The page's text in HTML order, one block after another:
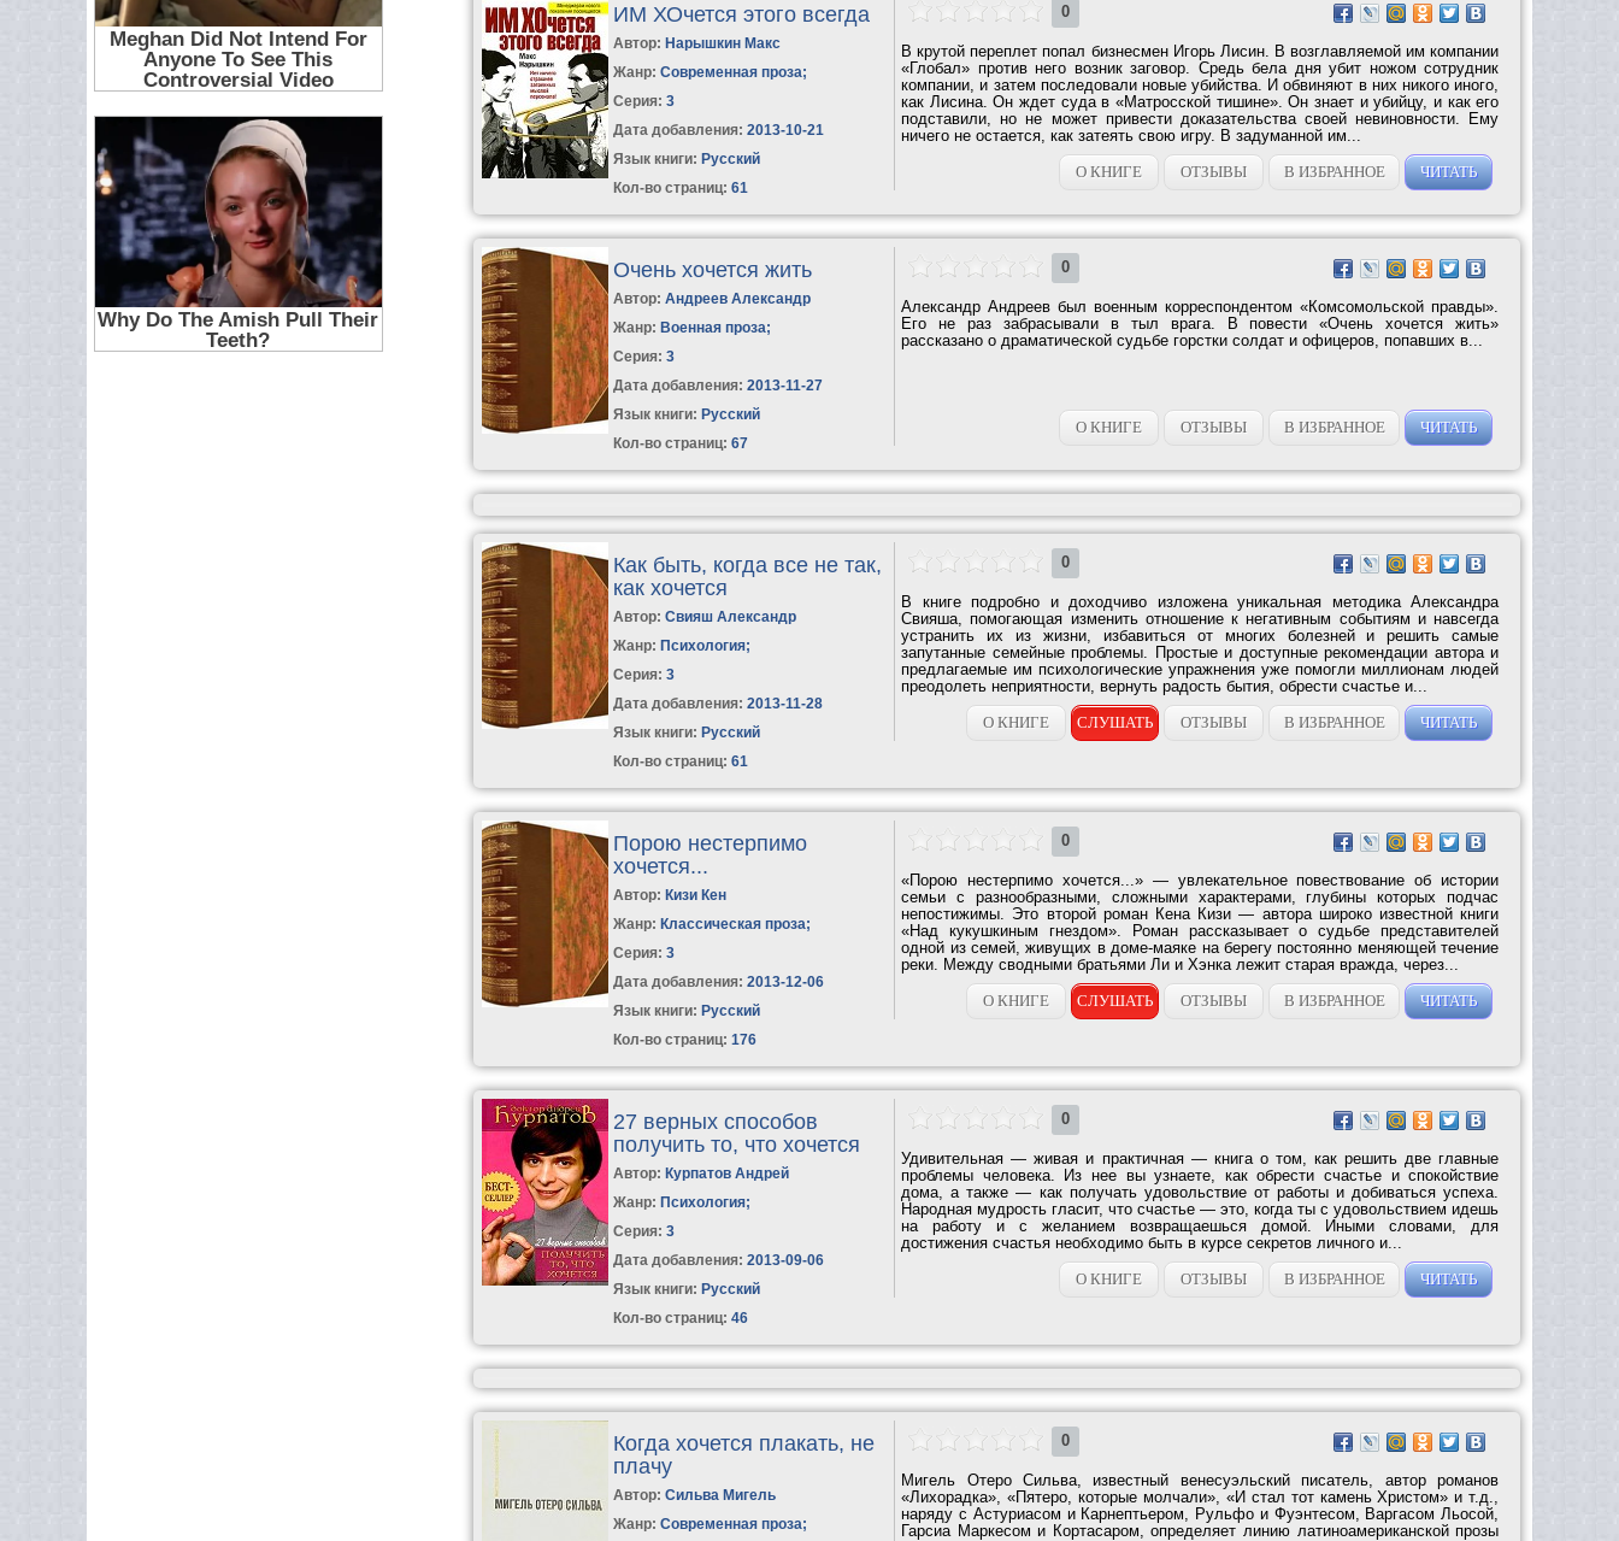
ИМ ХОчется этого всегда
Автор: Нарышкин Макс
Жанр: Современная проза;
Серия:3
Дата добавления: 2013-10-21
Язык книги: Русский
Кол-во страниц: 61
0
В крутой переплет попал бизнесмен Игорь Лисин. В возглавляемой им компании
«Глобал» против него возник заговор. Средь бела дня убит ножом сотрудник
компании, и затем последовали новые убийства. И обвиняют в них никого иного,
как Лисина. Он ждет суда в «Матросской тишине». Он знает и убийцу, и как его
подставили, но не может привести доказательства своей невиновности. Ему
ничего не остается, как затеять свою игру. В задуманной им...
О КНИГЕ
ОТЗЫВЫ В ИЗБРАННОЕ ЧИТАТЬ
Очень хочется жить
Автор:Андреев Александр
Жанр: Военная проза;
Серия:3
Дата добавления: 2013-11-27
Язык книги: Русский
Кол-во страниц: 67
0
Александр Андреев был военным корреспондентом «Комсомольской правды».
Его не раз забрасывали в тыл врага. В повести «Очень хочется жить»
рассказано о драматической судьбе горстки солдат и офицеров, попавших в...
О КНИГЕ ОТЗЫВЫ В ИЗБРАННОЕ ЧИТАТЬ
Как быть, когда все не так,
как хочется
Автор:Свияш Александр
Жанр: Психология;
Серия:3
Дата добавления: 2013-11-28
Язык книги: Русский
Кол-во страниц: 61
0
В книге подробно и доходчиво изложена уникальная методика Александра
Свияша, помогающая изменить отношение к негативным событиям и навсегда
устранить их из жизни, избавиться от многих болезней и решить самые
запутанные семейные проблемы. Простые и доступные рекомендации автора и
предлагаемые им психологические упражнения уже помогли миллионам людей
преодолеть неприятности, вернуть радость бытия, обрести счастье и...
О КНИГЕ
СЛУШАТЬ ОТЗЫВЫ В ИЗБРАННОЕ ЧИТАТЬ
Порою нестерпимо
хочется...
Автор: Кизи Кен
Жанр: Классическая проза;
Серия:3
Дата добавления: 2013-12-06
Язык книги: Русский
Кол-во страниц: 176
0
«Порою нестерпимо хочется...» — увлекательное повествование об истории
семьи с разнообразными, сложными характерами, глубины которых подчас
непостижимы. Это второй роман Кена Кизи — автора широко известной книги
«Над кукушкиным гнездом». Роман рассказывает о судьбе представителей
одной из семей, живущих в доме-маяке на берегу постоянно меняющей течение
реки. Между сводными братьями Ли и Хэнка лежит старая вражда, через...
О КНИГЕ
СЛУШАТЬ ОТЗЫВЫ В ИЗБРАННОЕ ЧИТАТЬ
27 верных способов
получить то, что хочется
Автор: Курпатов Андрей
Жанр: Психология;
Серия:3
Дата добавления: 2013-09-06
Язык книги: Русский
Кол-во страниц: 46
0
Удивительная — живая и практичная — книга о том, как решить две главные
проблемы человека. Из нее вы узнаете, как обрести счастье и спокойствие
дома, а также — как получать удовольствие от работы и добиваться успеха.
Народная мудрость гласит, что счастье — это, когда ты с удовольствием идешь
на работу и с желанием возвращаешься домой. Иными словами, для
достижения счастья необходимо быть в курсе секретов личного и...
О КНИГЕ
ОТЗЫВЫ В ИЗБРАННОЕ ЧИТАТЬ
Когда хочется плакать, не
плачу
Автор:Сильва Мигель
Жанр: Современная проза;
0
Мигель Отеро Сильва, известный венесуэльский писатель, автор романов
«Лихорадка», «Пятеро, которые молчали», «И стал тот камень Христом» и т.д.,
наряду с Астуриасом и Карнептьером, Рульфо и Фуэнтесом, Варгасом Льосой,
Гарсиа Маркесом и Кортасаром, определяет линию латиноамериканской прозы